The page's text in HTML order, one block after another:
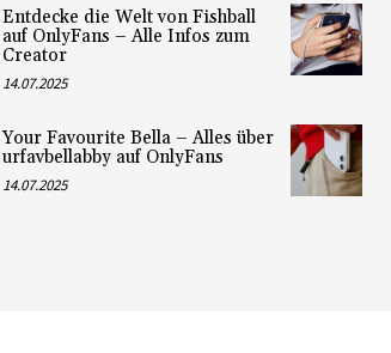
Entdecke die Welt von Fishball
auf OnlyFans – Alle Infos zum
Creator
14.07.2025
Your Favourite Bella – Alles über
urfavbellabby auf OnlyFans
14.07.2025